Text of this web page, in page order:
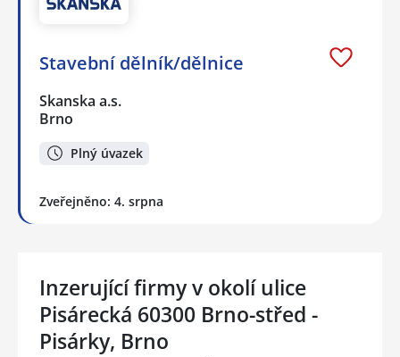
Stavební dělník/dělnice
Skanska a.s.
Brno
Plný úvazek
Zveřejněno: 4. srpna
Inzerující firmy v okolí ulice
Pisárecká 60300 Brno-střed -
Pisárky, Brno